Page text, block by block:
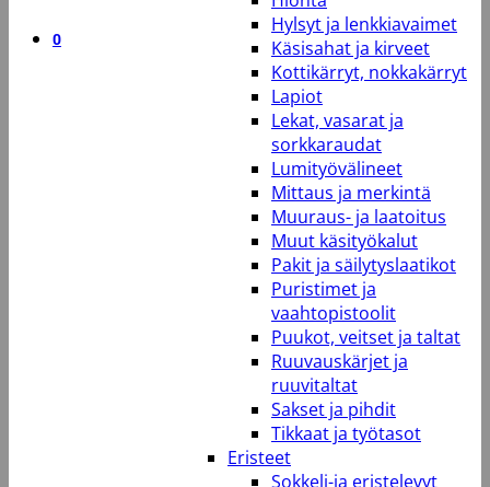
0
Hylsyt ja lenkkiavaimet
Käsisahat ja kirveet
Kottikärryt, nokkakärryt
Lapiot
Lekat, vasarat ja
sorkkaraudat
Lumityövälineet
Mittaus ja merkintä
Muuraus- ja laatoitus
Muut käsityökalut
Pakit ja säilytyslaatikot
Puristimet ja
vaahtopistoolit
Puukot, veitset ja taltat
Ruuvauskärjet ja
ruuvitaltat
Sakset ja pihdit
Tikkaat ja työtasot
Eristeet
Sokkeli-ja eristelevyt